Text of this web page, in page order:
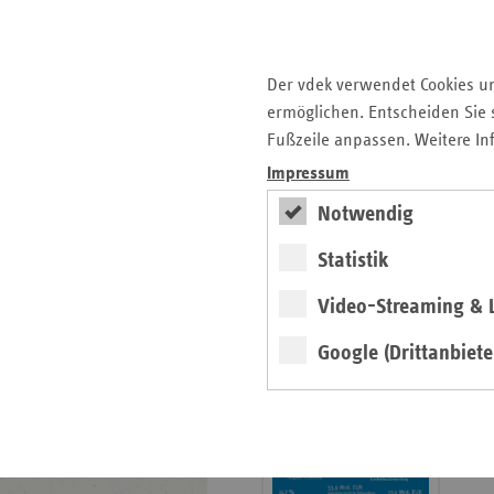
Der vdek verwendet Cookies
ermöglichen. Entscheiden
Fußzeile anpassen. Weitere
Impressum
Notwendig
Statistik
Video-Streaming &
Google
weiter
Neue Ausgabe erschienen
Schwerpunkt: Pflegereform
2026/27
Broschüre